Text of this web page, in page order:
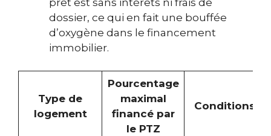
dossier, ce qui en fait une bouffée
d’oxygène dans le financement
immobilier.
Type de
logement
Pourcentage
maximal
financé par
le PTZ
Conditions